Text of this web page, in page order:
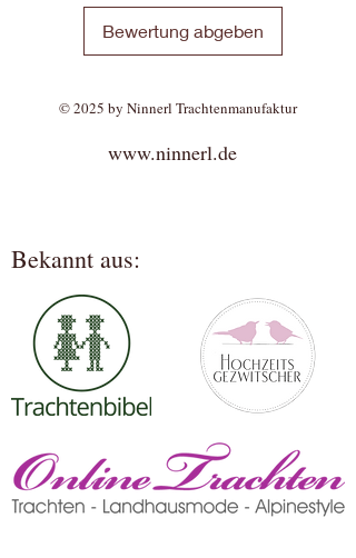
Bewertung abgeben
© 2025 by Ninnerl Trachtenmanufaktur
www.ninnerl.de
Bekannt aus: